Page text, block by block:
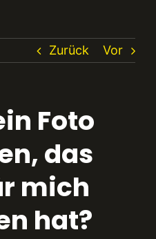
Zurück Vor
Foto
das
mich
hat?